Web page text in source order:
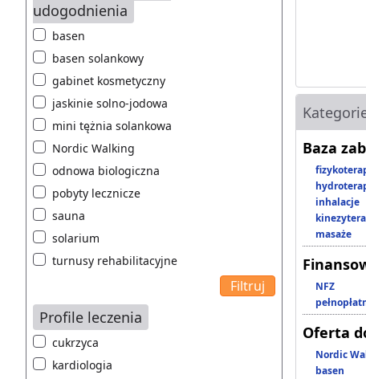
udogodnienia
basen
basen solankowy
gabinet kosmetyczny
jaskinie solno-jodowa
mini tężnia solankowa
Nordic Walking
odnowa biologiczna
pobyty lecznicze
sauna
solarium
turnusy rehabilitacyjne
Profile leczenia
cukrzyca
kardiologia
Baza
inhalacje
masaże
NFZ
Oferta
Nordic
basen